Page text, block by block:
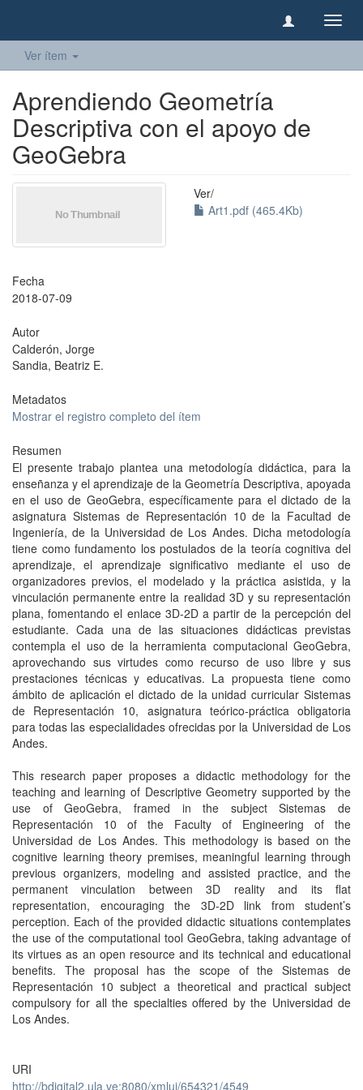
Ver ítem
Aprendiendo Geometría
Descriptiva con el apoyo de
GeoGebra
Ver/
Art1.pdf (465.4Kb)
Fecha
2018-07-09
Autor
Calderón, Jorge
Sandia, Beatriz E.
Metadatos
Mostrar el registro completo del ítem
Resumen
El presente trabajo plantea una metodología didáctica, para la
enseñanza y el aprendizaje de la Geometría Descriptiva, apoyada
en el uso de GeoGebra, específicamente para el dictado de la
asignatura Sistemas de Representación 10 de la Facultad de
Ingeniería, de la Universidad de Los Andes. Dicha metodología
tiene como fundamento los postulados de la teoría cognitiva del
aprendizaje, el aprendizaje significativo mediante el uso de
organizadores previos, el modelado y la práctica asistida, y la
vinculación permanente entre la realidad 3D y su representación
plana, fomentando el enlace 3D-2D a partir de la percepción del
estudiante. Cada una de las situaciones didácticas previstas
contempla el uso de la herramienta computacional GeoGebra,
aprovechando sus virtudes como recurso de uso libre y sus
prestaciones técnicas y educativas. La propuesta tiene como
ámbito de aplicación el dictado de la unidad curricular Sistemas
de Representación 10, asignatura teórico-práctica obligatoria
para todas las especialidades ofrecidas por la Universidad de Los
Andes.
This research paper proposes a didactic methodology for the
teaching and learning of Descriptive Geometry supported by the
use of GeoGebra, framed in the subject Sistemas de
Representación 10 of the Faculty of Engineering of the
Universidad de Los Andes. This methodology is based on the
cognitive learning theory premises, meaningful learning through
previous organizers, modeling and assisted practice, and the
permanent vinculation between 3D reality and its flat
representation, encouraging the 3D-2D link from student’s
perception. Each of the provided didactic situations contemplates
the use of the computational tool GeoGebra, taking advantage of
its virtues as an open resource and its technical and educational
benefits. The proposal has the scope of the Sistemas de
Representación 10 subject a theoretical and practical subject
compulsory for all the specialties offered by the Universidad de
Los Andes.
URI
http://bdigital2.ula.ve:8080/xmlui/654321/4549